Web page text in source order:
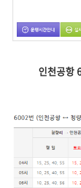
인천공항